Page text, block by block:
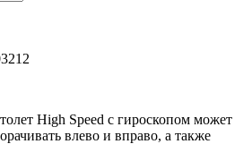
High Speed с гироскопом может
влево и вправо, а также